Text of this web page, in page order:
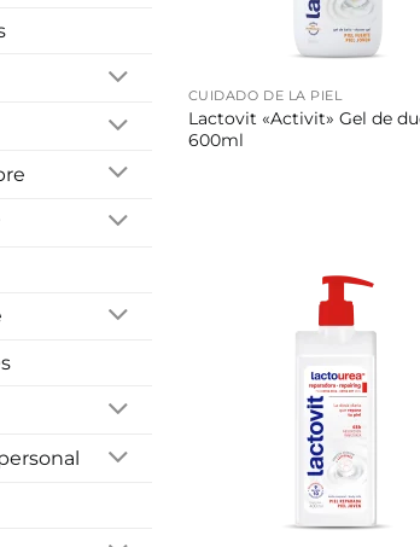
CUIDADO DE LA PIEL
Lactovit «Activit» Gel de
600ml